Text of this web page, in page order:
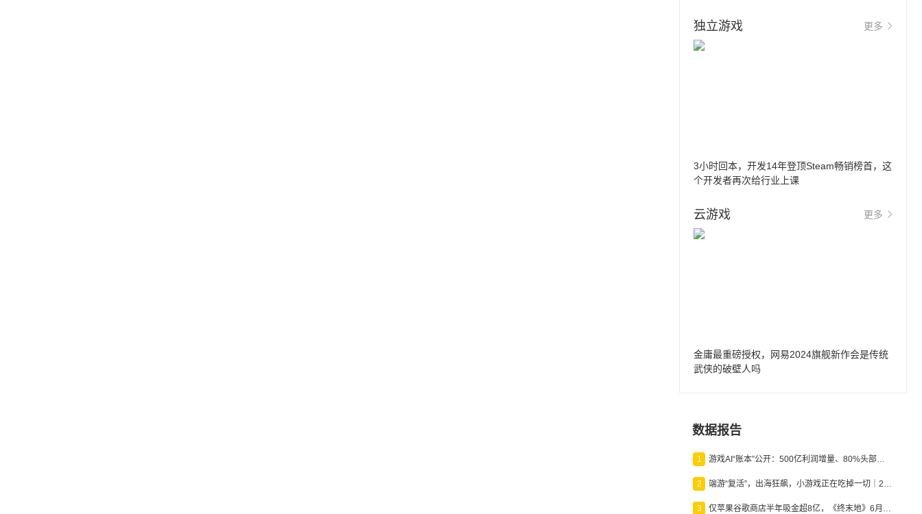
独立游戏 更多
3小时回本，开发14年登顶Steam畅销榜首，这
个开发者再次给行业上课
云游戏 更多
金庸最重磅授权，网易2024旗舰新作会是传统
武侠的破壁人吗
数据报告
1 游戏AI“账本”公开：500亿利润增量、80%头部入局，谁在闷声发财？
2 端游“复活”，出海狂飙，小游戏正在吃掉一切｜2026上半年产业报告
3 仅苹果谷歌商店半年吸金超8亿，《终末地》6月份收入显著回暖